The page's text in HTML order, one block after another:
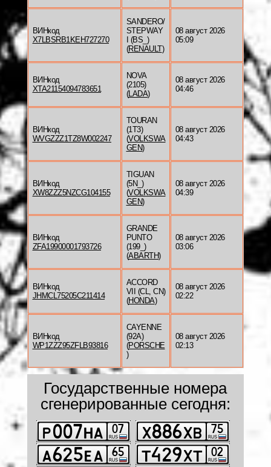
ВИНкод
X7LBSRB1KEH727270
SANDERO/
STEPWAY
I (BS_)
(RENAULT)
08 август 2026
05:09
ВИНкод
XTA21154094783651
NOVA
(2105)
(LADA)
08 август 2026
04:46
ВИНкод
WVGZZZ1TZ8W002247
TOURAN
(1T3)
(VOLKSWA
GEN)
08 август 2026
04:43
ВИНкод
XW8ZZZ5NZCG104155
TIGUAN
(5N_)
(VOLKSWA
GEN)
08 август 2026
04:39
ВИНкод
ZFA19900001793726
GRANDE
PUNTO
(199_)
(ABARTH)
08 август 2026
03:06
ВИНкод
JHMCL75205C211414
ACCORD
VII (CL, CN)
(HONDA)
08 август 2026
02:22
ВИНкод
WP1ZZZ95ZFLB93816
CAYENNE
(92A)
(PORSCHE
)
08 август 2026
02:13
Государственные номера
сгенерированные сегодня: